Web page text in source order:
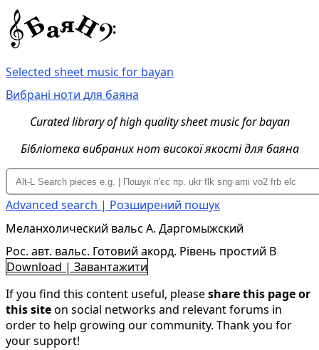
Selected sheet music for bayan
Вибрані ноти для баяна
Curated library of high quality sheet music for bayan
Бібліотека вибраних нот високої якості для баяна
Advanced search | Розширений пошук
Меланхолический вальс А. Даргомыжский
Рос. авт. вальс. Готовий акорд. Рівень простий B
Download | Завантажити
If you find this content useful, pleaseshare this page or
this siteon social networks and relevant forums in
order to help growing our community. Thank you for
your support!